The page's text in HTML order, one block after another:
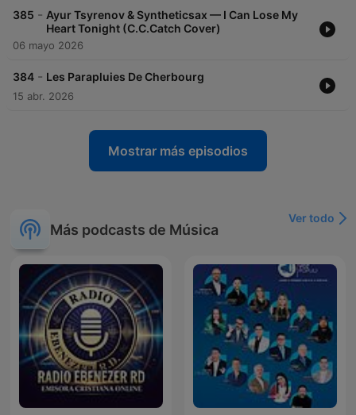
385 - Ayur Tsyrenov & Syntheticsax — I Can Lose My
Heart Tonight (C.C.Catch Cover)
06 mayo 2026
384 - Les Parapluies De Сherbourg
15 abr. 2026
Mostrar más episodios
Más podcasts de Música
Ver todo